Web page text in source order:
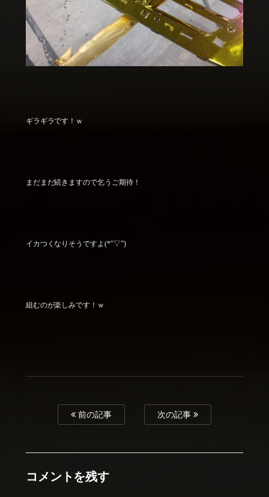
ギラギラです！ｗ
まだまだ続きますので乞うご期待！
イカつくなりそうですよ(*”▽”)
組むのが楽しみです！ｗ
前の記事 次の記事
コメントを残す